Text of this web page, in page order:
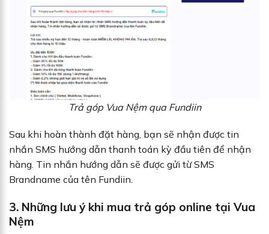
Trả góp Vua Nệm qua Fundiin
Sau khi hoàn thành đặt hàng, bạn sẽ nhận được tin
nhắn SMS hướng dẫn thanh toán kỳ đầu tiên để nhận
hàng. Tin nhắn hướng dẫn sẽ được gửi từ SMS
Brandname của tên Fundiin.
3. Những lưu ý khi mua trả góp online tại Vua
Nệm